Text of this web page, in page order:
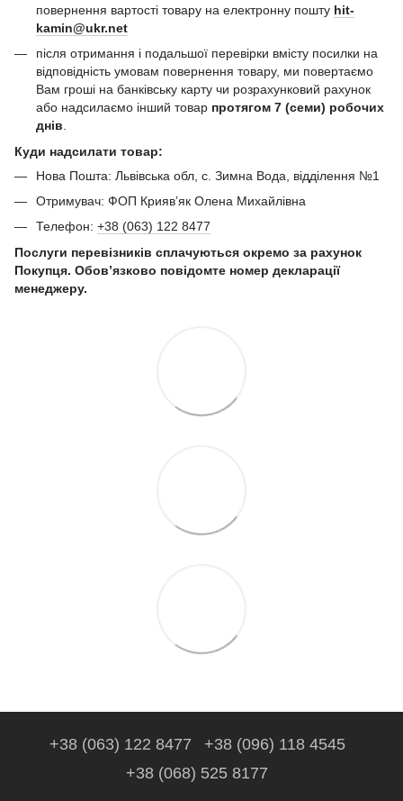
повернення вартості товару на електронну пошту hit-
kamin@ukr.net
після отримання і подальшої перевірки вмісту посилки на
відповідність умовам повернення товару, ми повертаємо
Вам гроші на банківську карту чи розрахунковий рахунок
або надсилаємо інший товар протягом 7 (семи) робочих
днів
Куди надсилати товар:
Нова Пошта: Львівська обл, с. Зимна Вода, відділення №1
Отримувач: ФОП Криявʼяк Олена Михайлівна
Телефон: +38 (063) 122 8477
Послуги перевізників сплачуються окремо за рахунок
Покупця. Обов’язково повідомте номер декларації
менеджеру.
+38 (063) 122 8477
+38 (096) 118 4545
+38 (068) 525 8177